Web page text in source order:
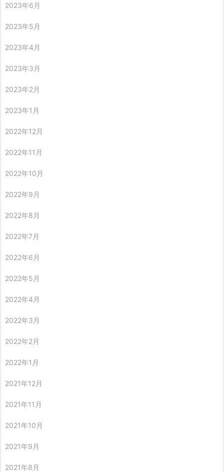
2023年6月
2023年5月
2023年4月
2023年3月
2023年2月
2023年1月
2022年12月
2022年11月
2022年10月
2022年9月
2022年8月
2022年7月
2022年6月
2022年5月
2022年4月
2022年3月
2022年2月
2022年1月
2021年12月
2021年11月
2021年10月
2021年9月
2021年8月